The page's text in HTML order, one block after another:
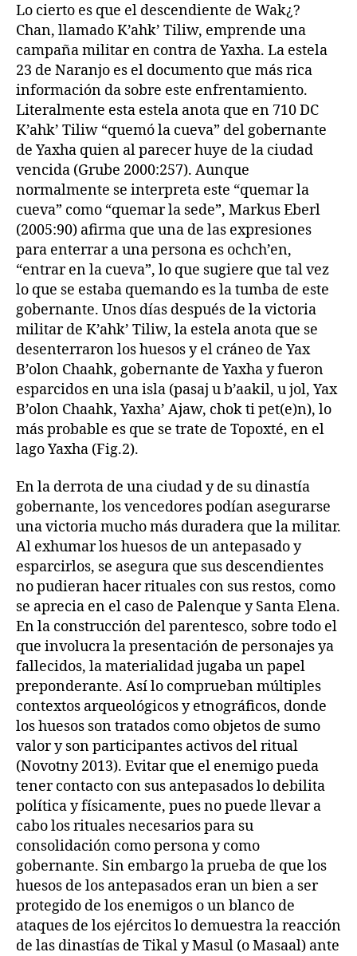
Lo cierto es que el descendiente de Wak¿?
Chan, llamado K’ahk’ Tiliw, emprende una
campaña militar en contra de Yaxha. La estela
23 de Naranjo es el documento que más rica
información da sobre este enfrentamiento.
Literalmente esta estela anota que en 710 DC
K’ahk’ Tiliw “quemó la cueva” del gobernante
de Yaxha quien al parecer huye de la ciudad
vencida (Grube 2000:257). Aunque
normalmente se interpreta este “quemar la
cueva” como “quemar la sede”, Markus Eberl
(2005:90) afirma que una de las expresiones
para enterrar a una persona es ochch’en,
“entrar en la cueva”, lo que sugiere que tal vez
lo que se estaba quemando es la tumba de este
gobernante. Unos días después de la victoria
militar de K’ahk’ Tiliw, la estela anota que se
desenterraron los huesos y el cráneo de Yax
B’olon Chaahk, gobernante de Yaxha y fueron
esparcidos en una isla (pasaj u b’aakil, u jol, Yax
B’olon Chaahk, Yaxha’ Ajaw, chok ti pet(e)n), lo
más probable es que se trate de Topoxté, en el
lago Yaxha (Fig.2).
En la derrota de una ciudad y de su dinastía
gobernante, los vencedores podían asegurarse
una victoria mucho más duradera que la militar.
Al exhumar los huesos de un antepasado y
esparcirlos, se asegura que sus descendientes
no pudieran hacer rituales con sus restos, como
se aprecia en el caso de Palenque y Santa Elena.
En la construcción del parentesco, sobre todo el
que involucra la presentación de personajes ya
fallecidos, la materialidad jugaba un papel
preponderante. Así lo comprueban múltiples
contextos arqueológicos y etnográficos, donde
los huesos son tratados como objetos de sumo
valor y son participantes activos del ritual
(Novotny 2013). Evitar que el enemigo pueda
tener contacto con sus antepasados lo debilita
política y físicamente, pues no puede llevar a
cabo los rituales necesarios para su
consolidación como persona y como
gobernante. Sin embargo la prueba de que los
huesos de los antepasados eran un bien a ser
protegido de los enemigos o un blanco de
ataques de los ejércitos lo demuestra la reacción
de las dinastías de Tikal y Masul (o Masaal) ante